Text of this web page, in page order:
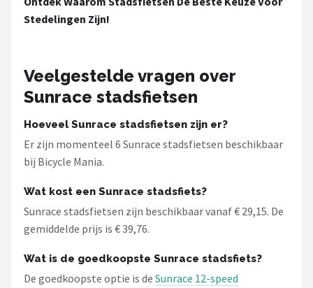
Stedelingen Zijn!
Veelgestelde vragen over
Sunrace stadsfietsen
Hoeveel Sunrace stadsfietsen zijn er?
Er zijn momenteel 6 Sunrace stadsfietsen beschikbaar
bij Bicycle Mania.
Wat kost een Sunrace stadsfiets?
Sunrace stadsfietsen zijn beschikbaar vanaf € 29,15. De
gemiddelde prijs is € 39,76.
Wat is de goedkoopste Sunrace stadsfiets?
De goedkoopste optie is de Sunrace 12-speed